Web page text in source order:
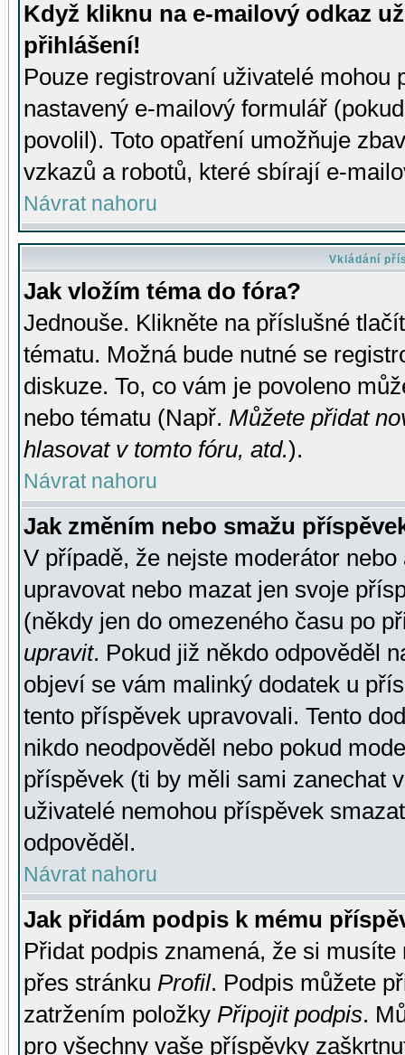
Když kliknu na e-mailový odkaz
přihlášení!
Pouze registrovaní uživatelé mohou
nastavený e-mailový formulář
povolil). Toto opatření umožňuje
vzkazů a robotů, které sbírají e-
Návrat nahoru
Vkládání
Jak vložím téma do fóra?
Jednouše. Klikněte na příslušné
tématu. Možná bude nutné se
diskuze. To, co vám je povoleno
nebo tématu (Např. Můžete přidat
hlasovat v tomto fóru, atd.).
Návrat nahoru
Jak změním nebo smažu
V případě, že nejste moderátor
upravovat nebo mazat jen svoje
(někdy jen do omezeného času po
upravit. Pokud již někdo odpověděl
objeví se vám malinký dodatek u
tento příspěvek upravovali. Tento
nikdo neodpověděl nebo pokud
příspěvek (ti by měli sami zanechat
uživatelé nemohou příspěvek
odpověděl.
Návrat nahoru
Jak přidám podpis k mému
Přidat podpis znamená, že si
přes stránku Profil. Podpis můžete
zatržením položky Připojit podpis.
pro všechny vaše příspěvky